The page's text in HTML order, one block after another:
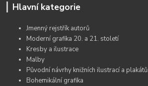
Hlavní kategorie
Jmenný rejstřík autorů
Moderní grafika 20. a 21. století
Kresby a ilustrace
Malby
Původní návrhy knižních ilustrací a plakátů
Bohemikální grafika